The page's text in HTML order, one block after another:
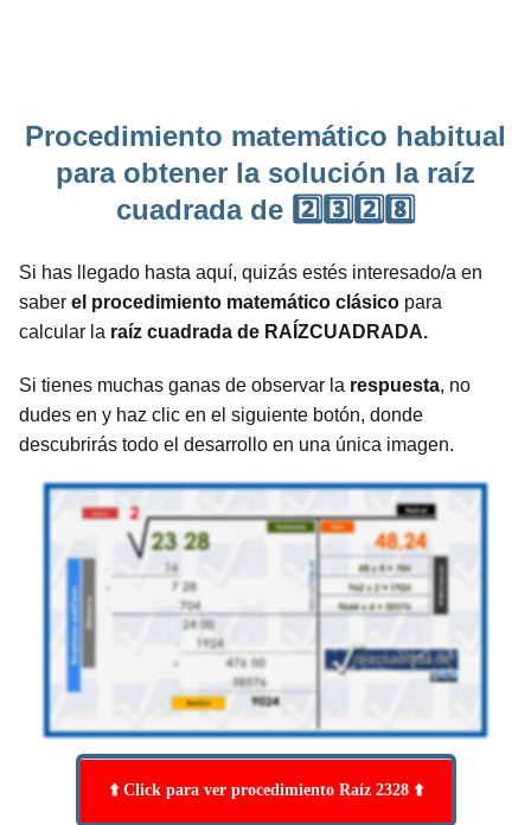
Procedimiento matemático habitual
para obtener la solución la raíz
cuadrada de 2️⃣3️⃣2️⃣8️⃣
Si has llegado hasta aquí, quizás estés interesado/a en
saber el procedimiento matemático clásico para
calcular la raíz cuadrada de RAÍZCUADRADA.
Si tienes muchas ganas de observar la respuesta, no
dudes en y haz clic en el siguiente botón, donde
descubrirás todo el desarrollo en una única imagen.
⬆️ Click para ver procedimiento Raíz 2328 ⬆️